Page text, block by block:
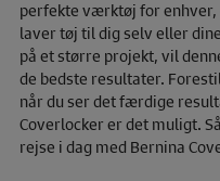
perfekte værktøj for enhver,
laver tøj til dig selv eller
på et større projekt, vil
de bedste resultater.
når du ser det færdige
Coverlocker er det muligt.
rejse i dag med Bernina